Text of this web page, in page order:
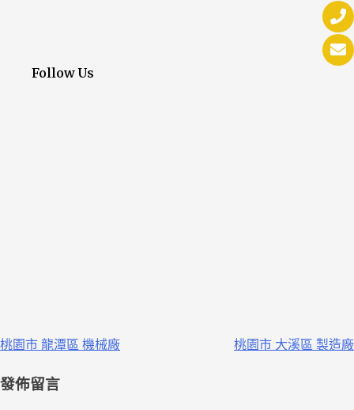
Follow Us
桃園市 龍潭區 機械廠 桃園市 大溪區 製造廠
發佈留言